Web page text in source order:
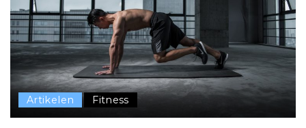
Artikelen Fitness